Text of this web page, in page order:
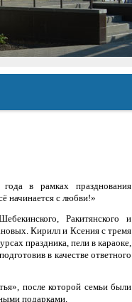
в рамках празднования
начинается с любви!»
Ракитянского и
Кирилл и Ксения с тремя
праздника, пели в караоке,
в качестве ответного
после которой семьи были
подарками.